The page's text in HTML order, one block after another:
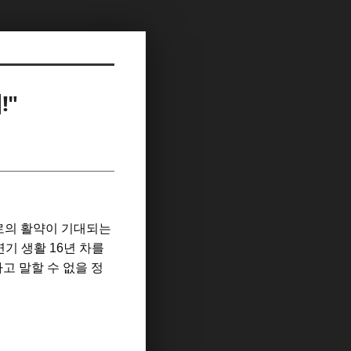
활약이 기대되는
기 생활 16년 차를
말할 수 없을 정